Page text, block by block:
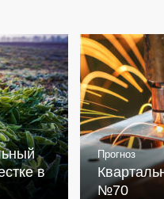
в
Прогноз
№70